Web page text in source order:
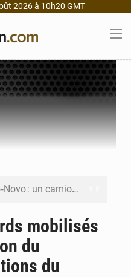
2026 à 10h20 GMT
Porto‑Novo : un camion de produits pétroliers embrase Avakpa
mobilisés
du
du